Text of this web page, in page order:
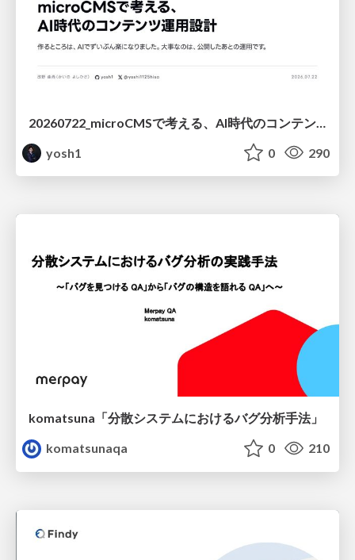
yosh1
0 290
komatsuna「分散システムにおけるバグ分析手法」
komatsunaqa
0 210